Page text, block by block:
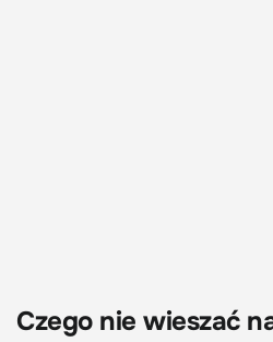
Czego nie wieszać